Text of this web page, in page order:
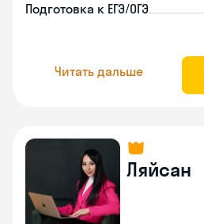
Подготовка к ЕГЭ/ОГЭ
Читать дальше
Ляйсан